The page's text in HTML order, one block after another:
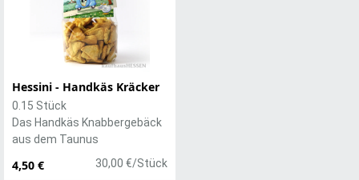
Hessini - Handkäs Kräcker
4,50 € 30,00 €/Stück
0.15 Stück
Das Handkäs Knabbergebäck
aus dem Taunus